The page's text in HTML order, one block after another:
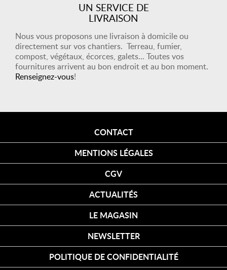
UN SERVICE DE
LIVRAISON
Nous vous proposons une livraison à domicile ou
directement sur vos chantiers. Terreau, fumier,
compost, végétaux, écorces, galets... Toutes vos
fournitures arrivent au bon endroit et au bon moment.
Renseignez-vous!
CONTACT
MENTIONS LÉGALES
CGV
ACTUALITÉS
LE MAGASIN
NEWSLETTER
POLITIQUE DE CONFIDENTIALITÉ